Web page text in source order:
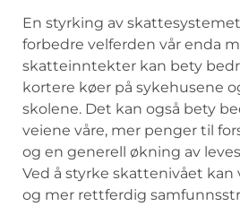
En⁢ styrking av
forbedre velferden vår enda
skatteinntekter kan bety
kortere⁤ køer på sykehusene⁢
skolene. Det kan også ‍bety
veiene våre, mer penger til
og ‌en generell økning av
Ved ⁣å ‍styrke skattenivået kan
og mer ‌rettferdig